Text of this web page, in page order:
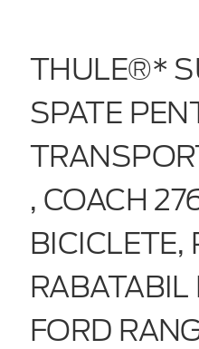
THULE®*
SPATE
, COACH
BICICLETE,
RABATABIL
FORD